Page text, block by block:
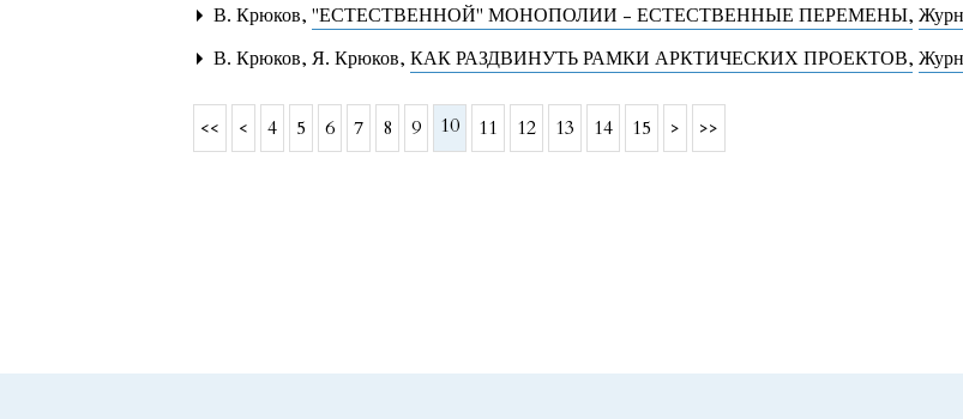
В. Крюков,"ЕСТЕСТВЕННОЙ" МОНОПОЛИИ - ЕСТЕСТВЕННЫЕ ПЕРЕМЕНЫ,
В. Крюков, Я. Крюков,КАК РАЗДВИНУТЬ РАМКИ АРКТИЧЕСКИХ ПРОЕКТОВ,
<< < 4 5 6 7 8 9 10 11 12 13 14 15 > >>